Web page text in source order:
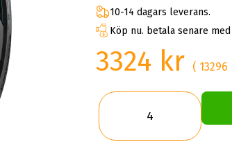
10-14 dagars leverans.
Köp nu. betala senare
3324 kr (